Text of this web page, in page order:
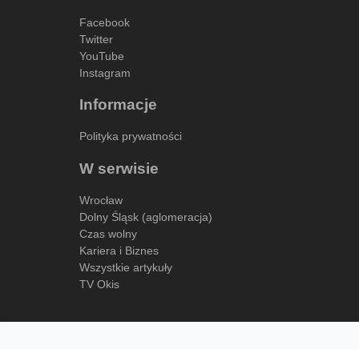
Facebook
Twitter
YouTube
Instagram
Informacje
Polityka prywatności
W serwisie
Wrocław
Dolny Śląsk (aglomeracja)
Czas wolny
Kariera i Biznes
Wszystkie artykuły
TV Okis